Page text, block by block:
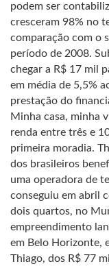
podem ser
cresceram 98% no
comparação com o
período de 2008.
chegar a R$ 17 mil
em média de 5,5%
prestação do
Minha casa, minha
renda entre três e
primeira moradia.
dos brasileiros
uma operadora de
conseguiu em abril
dois quartos, no
empreendimento
em Belo Horizonte,
Thiago, dos R$ 77